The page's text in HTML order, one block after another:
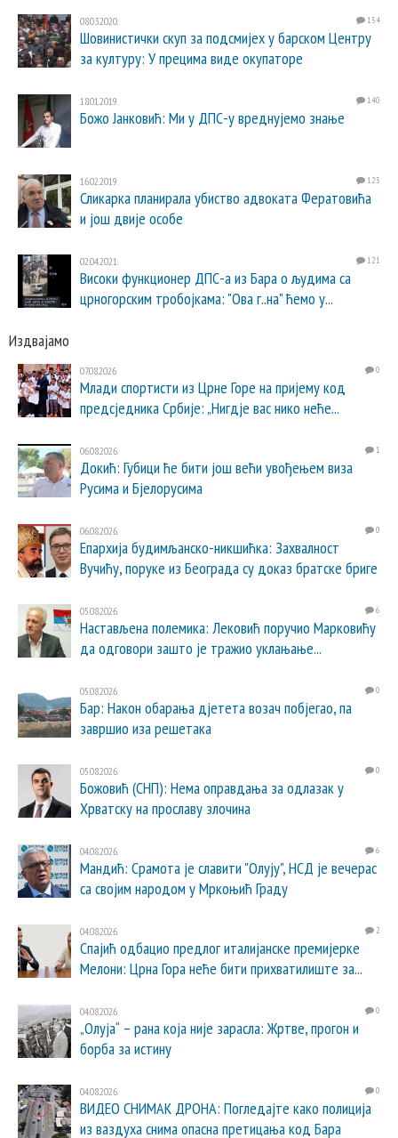
08.03.2020. 154
Шовинистички скуп за подсмијех у барском Центру
за културу: У прецима виде окупаторе
18.01.2019. 140
Божо Јанковић: Ми у ДПС-у вреднујемо знање
16.02.2019. 123
Сликарка планирала убиство адвоката Фератовића
и још двије особе
02.04.2021. 121
Високи функционер ДПС-а из Бара о људима са
црногорским тробојкама: "Ова г..на" ћемо у...
Издвајамо
07.08.2026. 0
Млади спортисти из Црне Горе на пријему код
предсједника Србије: „Нигдје вас нико неће...
06.08.2026. 1
Докић: Губици ће бити још већи увођењем виза
Русима и Бјелорусима
06.08.2026. 0
Епархија будимљанско-никшићка: Захвалност
Вучићу, поруке из Београда су доказ братске бриге
05.08.2026. 6
Настављена полемика: Лековић поручио Марковићу
да одговори зашто је тражио уклањање...
05.08.2026. 0
Бар: Након обарања дјетета возач побјегао, па
завршио иза решетака
05.08.2026. 0
Божовић (СНП): Нема оправдања за одлазак у
Хрватску на прославу злочина
04.08.2026. 6
Мандић: Срамота је славити "Олују", НСД је вечерас
са својим народом у Мркоњић Граду
04.08.2026. 2
Спајић одбацио предлог италијанске премијерке
Мелони: Црна Гора неће бити прихватилиште за...
04.08.2026. 0
„Олуја“ – рана која није зарасла: Жртве, прогон и
борба за истину
04.08.2026. 0
ВИДЕО СНИМАК ДРОНА: Погледајте како полиција
из ваздуха снима опасна претицања код Бара